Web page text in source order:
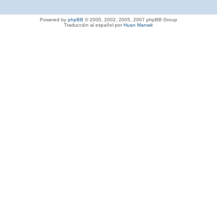
Powered by phpBB © 2000, 2002, 2005, 2007 phpBB Group
Traducción al español porHuan Manwë